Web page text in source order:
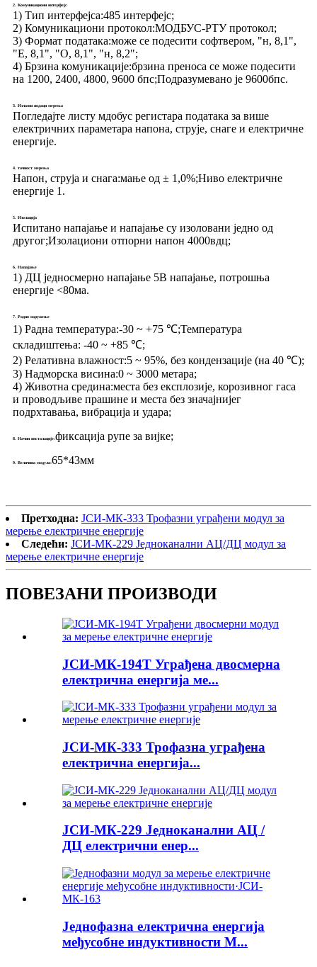
2. Комуникациони интерфејс
1) Тип интерфејса:485 интерфејс;
2) Комуникациони протокол:МОДБУС-РТУ протокол;
3) Формат података:може се подесити софтвером, "н, 8,1",
"Е, 8,1", "О, 8,1", "н, 8,2";
4) Брзина комуникације:брзина преноса се може подесити
на 1200, 2400, 4800, 9600 бпс;Подразумевано је 9600бпс.
3. Излазни подаци мерења
Погледајте листу мдобус регистара података за више
електричних параметара напона, струје, снаге и електричне
енергије.
4. тачност мерења
Напон, струја и снага:мање од ± 1,0%;Ниво електричне
енергије 1.
5. Изолација
Испитано напајање и напајање су изоловани једно од
другог;Изолациони отпорни напон 4000вдц;
6. Напајање
1) ДЦ једносмерно напајање 5В напајање, потрошња
енергије <80ма.
7. Радно окружење
1) Радна температура:-30 ~ +75 ℃;Температура
складиштења: -40 ~ +85 ℃;
2) Релативна влажност:5 ~ 95%, без кондензације (на 40 ℃);
3) Надморска висина:0 ~ 3000 метара;
4) Животна средина:места без експлозије, корозивног гаса
и проводљиве прашине и места без значајнијег
подрхтавања, вибрација и удара;
8. Начин инсталације:фиксација рупе за вијке;
9. Величина модула:65*43мм
Претходна: ЈСИ-МК-333 Трофазни уграђени модул за
мерење електричне енергије
Следећи: ЈСИ-МК-229 Једноканални АЦ/ДЦ модул за
мерење електричне енергије
ПОВЕЗАНИ ПРОИЗВОДИ
ЈСИ-МК-194Т Уграђена двосмерна
електрична енергија ме...
ЈСИ-МК-333 Трофазна уграђена
електрична енергија...
ЈСИ-МК-229 Једноканални АЦ /
ДЦ електрични енер...
Једнофазна електрична енергија
међусобне индуктивности М...